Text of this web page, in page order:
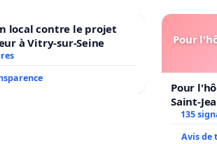
local contre le projet
à Vitry-sur-Seine
Pour
Pour
Saint-
135
Avis de